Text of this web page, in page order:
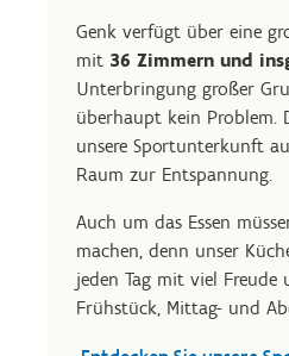
Genk verfügt über eine
mit 36 Zimmern und
Unterbringung großer
überhaupt kein Problem.
unsere Sportunterkunft
Raum zur Entspannung.
Auch um das Essen
machen, denn unser
jeden Tag mit viel Freude
Frühstück, Mittag- und